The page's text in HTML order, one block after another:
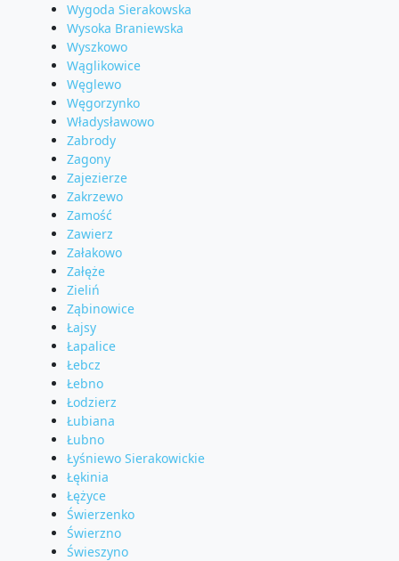
Wygoda Sierakowska
Wysoka Braniewska
Wyszkowo
Wąglikowice
Węglewo
Węgorzynko
Władysławowo
Zabrody
Zagony
Zajezierze
Zakrzewo
Zamość
Zawierz
Załakowo
Załęże
Zieliń
Ząbinowice
Łajsy
Łapalice
Łebcz
Łebno
Łodzierz
Łubiana
Łubno
Łyśniewo Sierakowickie
Łękinia
Łężyce
Świerzenko
Świerzno
Świeszyno